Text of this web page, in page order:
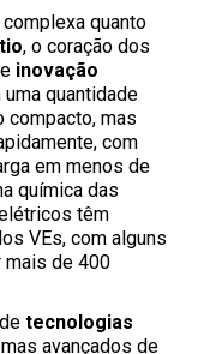
quanto
, o coração dos
inovação
uma quantidade
compacto, mas
com
em menos de
química das
têm
VEs, com alguns
mais de 400
detecnologias
avançados de